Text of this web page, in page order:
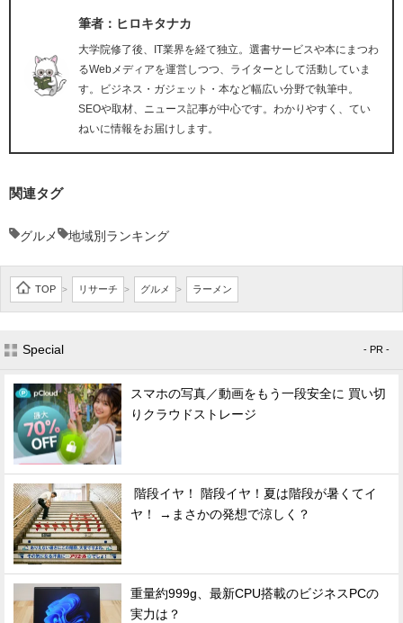
筆者：ヒロキタナカ
大学院修了後、IT業界を経て独立。選書サービスや本にまつわ
るWebメディアを運営しつつ、ライターとして活動していま
す。ビジネス・ガジェット・本など幅広い分野で執筆中。
SEOや取材、ニュース記事が中心です。わかりやすく、てい
ねいに情報をお届けします。
関連タグ
グルメ 地域別ランキング
TOP > リサーチ > グルメ > ラーメン
Special - PR -
スマホの写真／動画をもう一段安全に 買い切
りクラウドストレージ
階段イヤ！ 階段イヤ！夏は階段が暑くてイ
ヤ！ →まさかの発想で涼しく？
重量約999g、最新CPU搭載のビジネスPCの
実力は？